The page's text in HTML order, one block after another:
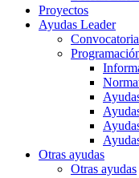
Proyectos
Ayudas Leader
Otras ayudas
Otras ayudas